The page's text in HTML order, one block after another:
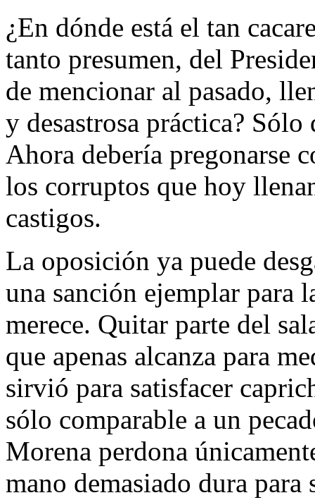
¿En dónde está el tan
tanto presumen, del
de mencionar al pasado,
y desastrosa práctica? Sólo
Ahora debería pregonarse
los corruptos que hoy
castigos.
La oposición ya puede
una sanción ejemplar para
merece. Quitar parte del
que apenas alcanza para
sirvió para satisfacer
sólo comparable a un
Morena perdona
mano demasiado dura para